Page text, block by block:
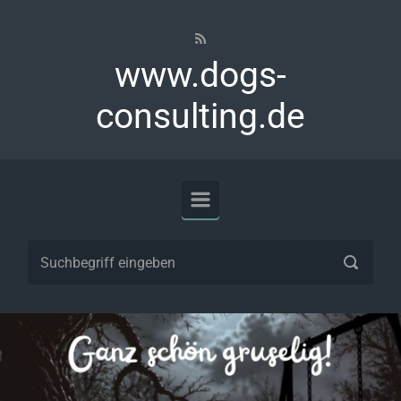
www.dogs-
consulting.de